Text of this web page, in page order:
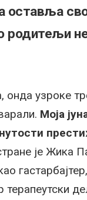
оставља
родитељи
узроке
Моја
је Жика